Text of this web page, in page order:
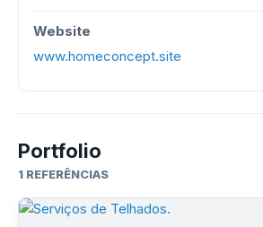
Website
www.homeconcept.site
Portfolio
1 REFERÊNCIAS